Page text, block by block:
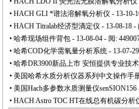
• HACH GLI *谱法溶解氧分析仪 - 13-10-
• HACH Titralab经济型滴定仪 - 13-08-18 -
• 哈希现场组件背包 - 13-08-04 - 阅:
• 哈希COD化学需氧量分析系统 - 13-07-
• 哈希DR3900新品上市 安恒提供专业技
• 美国哈希水质分析仪器系列中文操作手
• 美国Hach多参数水质测量仪senSION156
• HACH Astro TOC HT在线总有机碳分析